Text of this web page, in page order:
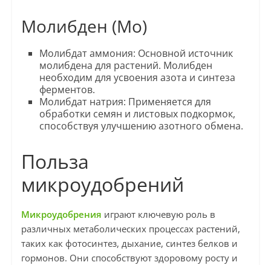
Молибден (Mo)
Молибдат аммония: Основной источник
молибдена для растений. Молибден
необходим для усвоения азота и синтеза
ферментов.
Молибдат натрия: Применяется для
обработки семян и листовых подкормок,
способствуя улучшению азотного обмена.
Польза
микроудобрений
Микроудобрения играют ключевую роль в
различных метаболических процессах растений,
таких как фотосинтез, дыхание, синтез белков и
гормонов. Они способствуют здоровому росту и